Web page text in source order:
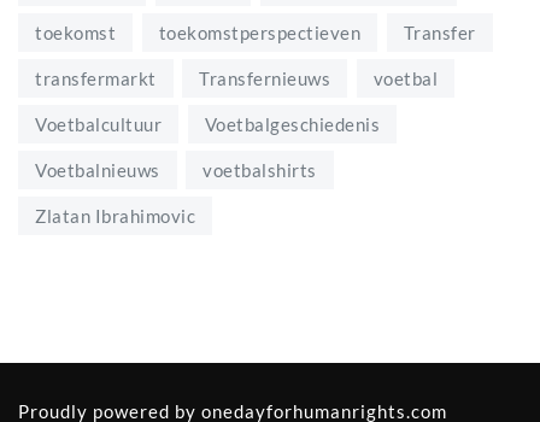
toekomst toekomstperspectieven Transfer
transfermarkt Transfernieuws voetbal
Voetbalcultuur Voetbalgeschiedenis
Voetbalnieuws voetbalshirts
Zlatan Ibrahimovic
Proudly powered by onedayforhumanrights.com